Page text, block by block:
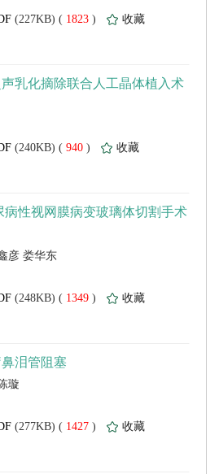
1823 )
940 )
1349 )
1427 )